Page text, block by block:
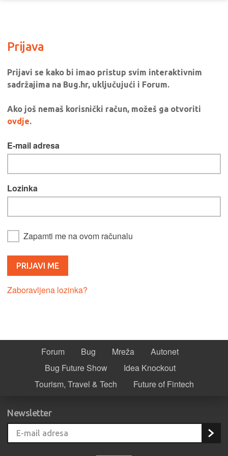
Prijava
Prijavi se kako bi imao pristup svim interaktivnim
sadržajima na Bug.hr, uključujući i Forum.
Ako još nemaš korisnički račun, možeš ga otvoriti
ovdje.
E-mail adresa
Lozinka
Zapamti me na ovom računalu
Zaboravljena lozinka?
Forum Bug Mreža
Autonet
Bug Future Show
Idea Knockout
Tourism, Travel & Tech
Future of Fintech
Newsletter